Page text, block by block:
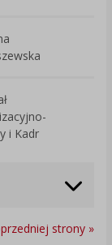
i Kadr
strony »